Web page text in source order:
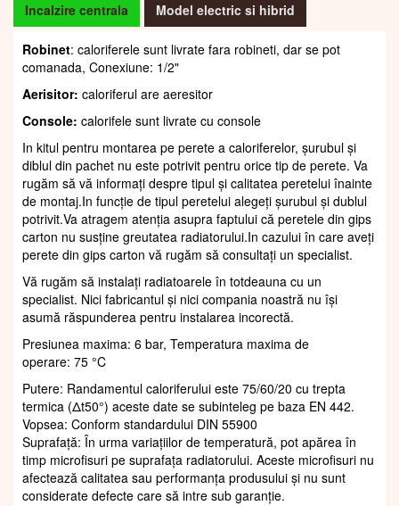
Incalzire centrala Model electric si hibrid
Robinet: caloriferele sunt livrate fara robineti, dar se pot
comanada, Conexiune: 1/2"
Aerisitor: caloriferul are aeresitor
Console: calorifele sunt livrate cu console
In kitul pentru montarea pe perete a caloriferelor, șurubul și
diblul din pachet nu este potrivit pentru orice tip de perete. Va
rugăm să vă informați despre tipul și calitatea peretelui înainte
de montaj.In funcție de tipul peretelui alegeți șurubul și dublul
potrivit.Va atragem atenția asupra faptului că peretele din gips
carton nu susține greutatea radiatorului.In cazului în care aveți
perete din gips carton vă rugăm să consultați un specialist.
Vă rugăm să instalați radiatoarele în totdeauna cu un
specialist. Nici fabricantul și nici compania noastră nu își
asumă răspunderea pentru instalarea incorectă.
Presiunea maxima: 6 bar, Temperatura maxima de
operare: 75 °C
Putere: Randamentul caloriferului este 75/60/20 cu trepta
termica (Δt50°) aceste date se subinteleg pe baza EN 442.
Vopsea: Conform standardului DIN 55900
Suprafaţă: În urma variațiilor de temperatură, pot apărea în
timp microfisuri pe suprafața radiatorului. Aceste microfisuri nu
afectează calitatea sau performanța produsului și nu sunt
considerate defecte care să intre sub garanție.